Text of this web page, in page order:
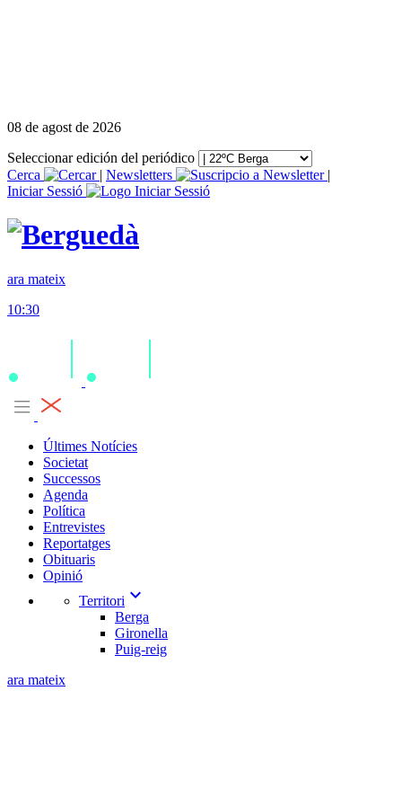
08 de agost de 2026
Seleccionar edición del periódico
Cerca
| Newsletters
|
Iniciar Sessió
ara mateix
10:30
Últimes Notícies
Societat
Successos
Agenda
Política
Entrevistes
Reportatges
Obituaris
Opinió
Territori expand_more
Berga
Gironella
Puig-reig
ara mateix